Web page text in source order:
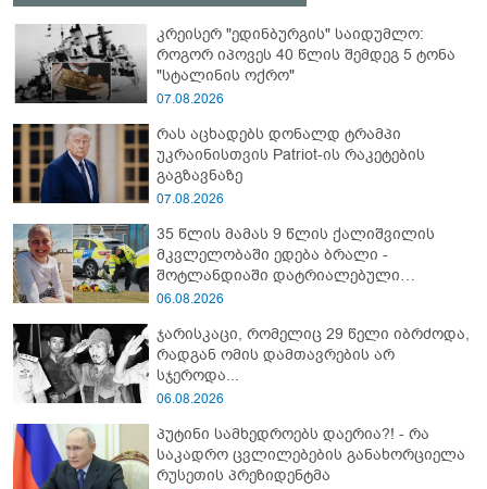
კრეისერ "ედინბურგის" საიდუმლო:
როგორ იპოვეს 40 წლის შემდეგ 5 ტონა
"სტალინის ოქრო"
07.08.2026
რას აცხადებს დონალდ ტრამპი
უკრაინისთვის Patriot-ის რაკეტების
გაგზავნაზე
07.08.2026
35 წლის მამას 9 წლის ქალიშვილის
მკვლელობაში ედება ბრალი -
შოტლანდიაში დატრიალებული
ტრაგედიის დეტალები
06.08.2026
ჯარისკაცი, რომელიც 29 წელი იბრძოდა,
რადგან ომის დამთავრების არ
სჯეროდა...
06.08.2026
პუტინი სამხედროებს დაერია?! - რა
საკადრო ცვლილებების განახორციელა
რუსეთის პრეზიდენტმა